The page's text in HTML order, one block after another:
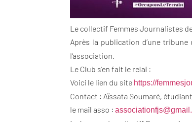
Le collectif Femmes Journalistes
Après la publication d’une tribune
l’association.
Le Club s’en fait le relai :
Voici le lien du site https://
Contact : Aïssata Soumaré,
le mail asso :